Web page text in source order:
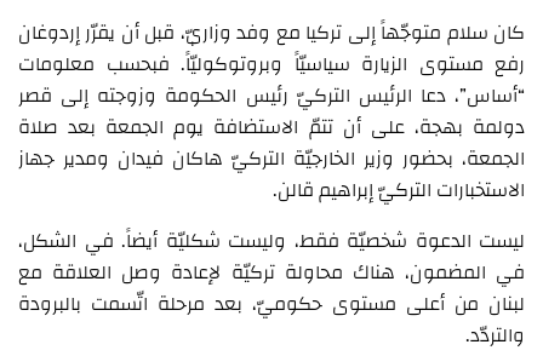
كان سلام متوجّهاً إلى تركيا مع وفد وزاريّ، قبل أن يقرّر إردوغان
رفع مستوى الزيارة سياسيّاً وبروتوكوليّاً. فبحسب معلومات
“أساس”، دعا الرئيس التركيّ رئيس الحكومة وزوجته إلى قصر
دولمة بهجة، على أن تتمّ الاستضافة يوم الجمعة بعد صلاة
الجمعة، بحضور وزير الخارجيّة التركيّ هاكان فيدان ومدير جهاز
الاستخبارات التركيّ إبراهيم قالن.
ليست الدعوة شخصيّة فقط، وليست شكليّة أيضاً. في الشكل،
في المضمون، هناك محاولة تركيّة لإعادة وصل العلاقة مع
لبنان من أعلى مستوى حكوميّ، بعد مرحلة اتّسمت بالبرودة
والتردّد.